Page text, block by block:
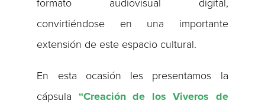
formato audiovisual digital,
convirtiéndose en una importante
extensión de este espacio cultural.
En esta ocasión les presentamos la
cápsula “Creación de los Viveros de